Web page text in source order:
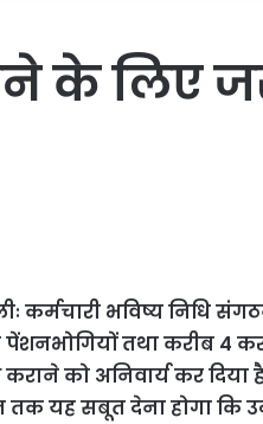
के लिए
कर्मचारी भविष्य निधि
तथा करीब 4
को अनिवार्य कर दिया
तक यह सबूत देना होगा कि